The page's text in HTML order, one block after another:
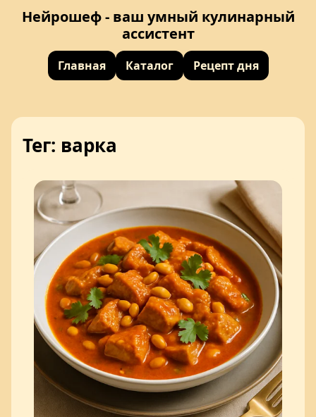
Нейрошеф - ваш умный кулинарный
ассистент
Главная Каталог Рецепт дня
Тег: варка